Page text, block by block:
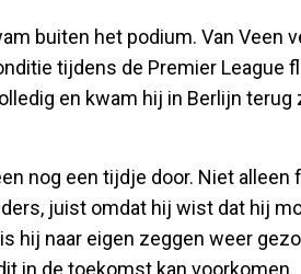
buiten het podium. Van Veen
tijdens de Premier League
en kwam hij in Berlijn
nog een tijdje door. Niet
juist omdat hij wist dat hij
hij naar eigen zeggen weer